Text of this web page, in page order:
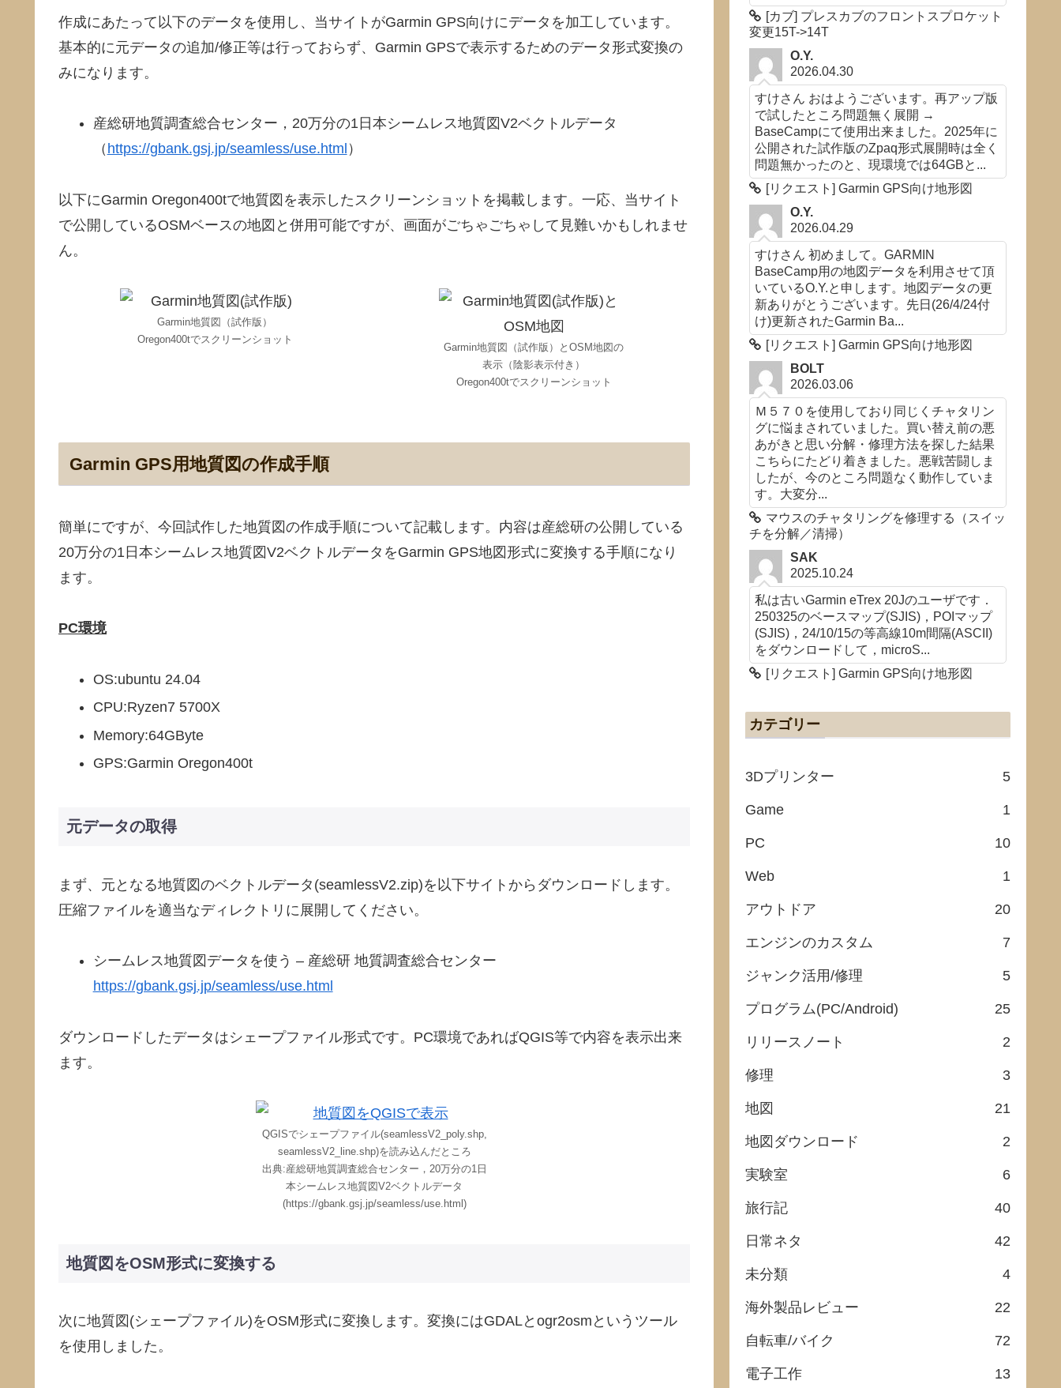
作成にあたって以下のデータを使用し、当サイトがGarmin GPS向けにデータを加工しています。
基本的に元データの追加/修正等は行っておらず、Garmin GPSで表示するためのデータ形式変換の
みになります。
産総研地質調査総合センター，20万分の1日本シームレス地質図V2ベクトルデータ
（ https://gbank.gsj.jp/seamless/use.html ）
以下にGarmin Oregon400tで地質図を表示したスクリーンショットを掲載します。一応、当サイト
で公開しているOSMベースの地図と併用可能ですが、画面がごちゃごちゃして見難いかもしれませ
ん。
Garmin地質図（試作版）
Oregon400tでスクリーンショット
Garmin地質図（試作版）とOSM地図の
表示（陰影表示付き）
Oregon400tでスクリーンショット
Garmin GPS用地質図の作成手順
簡単にですが、今回試作した地質図の作成手順について記載します。内容は産総研の公開している
20万分の1日本シームレス地質図V2ベクトルデータをGarmin GPS地図形式に変換する手順になり
ます。
PC環境
OS:ubuntu 24.04
CPU:Ryzen7 5700X
Memory:64GByte
GPS:Garmin Oregon400t
元データの取得
まず、元となる地質図のベクトルデータ(seamlessV2.zip)を以下サイトからダウンロードします。
圧縮ファイルを適当なディレクトリに展開してください。
シームレス地質図データを使う – 産総研 地質調査総合センター
https://gbank.gsj.jp/seamless/use.html
ダウンロードしたデータはシェープファイル形式です。PC環境であればQGIS等で内容を表示出来
ます。
QGISでシェープファイル(seamlessV2_poly.shp,
seamlessV2_line.shp)を読み込んだところ
出典:産総研地質調査総合センター，20万分の1日
本シームレス地質図V2ベクトルデータ
(https://gbank.gsj.jp/seamless/use.html)
地質図をOSM形式に変換する
次に地質図(シェープファイル)をOSM形式に変換します。変換にはGDALとogr2osmというツール
を使用しました。
[カブ] プレスカブのフロントスプロケット
変更15T->14T
O.Y.
2026.04.30
すけさん おはようございます。再アップ版
で試したところ問題無く展開 →
BaseCampにて使用出来ました。2025年に
公開された試作版のZpaq形式展開時は全く
問題無かったのと、現環境では64GBと...
[リクエスト] Garmin GPS向け地形図
O.Y.
2026.04.29
すけさん 初めまして。GARMIN
BaseCamp用の地図データを利用させて頂
いているO.Y.と申します。地図データの更
新ありがとうございます。先日(26/4/24付
け)更新されたGarmin Ba...
[リクエスト] Garmin GPS向け地形図
BOLT
2026.03.06
Ｍ５７０を使用しており同じくチャタリン
グに悩まされていました。買い替え前の悪
あがきと思い分解・修理方法を探した結果
こちらにたどり着きました。悪戦苦闘しま
したが、今のところ問題なく動作していま
す。大変分...
マウスのチャタリングを修理する（スイッ
チを分解／清掃）
SAK
2025.10.24
私は古いGarmin eTrex 20Jのユーザです．
250325のベースマップ(SJIS)，POIマップ
(SJIS)，24/10/15の等高線10m間隔(ASCII)
をダウンロードして，microS...
[リクエスト] Garmin GPS向け地形図
カテゴリー
3Dプリンター 5
Game 1
PC 10
Web 1
アウトドア 20
エンジンのカスタム 7
ジャンク活用/修理 5
プログラム(PC/Android) 25
リリースノート 2
修理 3
地図 21
地図ダウンロード 2
実験室 6
旅行記 40
日常ネタ 42
未分類 4
海外製品レビュー 22
自転車/バイク 72
電子工作 13